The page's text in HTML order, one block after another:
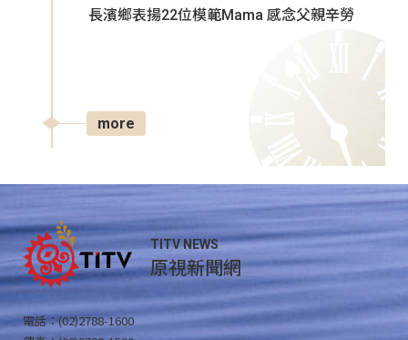
長濱鄉表揚22位模範Mama 感念父親辛勞
more
TITV NEWS
原視新聞網
電話：(02)2788-1600